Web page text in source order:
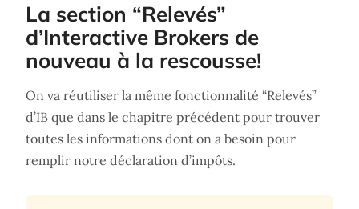
La section “Relevés”
d’Interactive Brokers de
nouveau à la rescousse!
On va réutiliser la même fonctionnalité “Relevés”
d’IB que dans le chapitre précédent pour trouver
toutes les informations dont on a besoin pour
remplir notre déclaration d’impôts.